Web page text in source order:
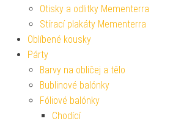
Otisky a odlitky Mementerra
Stírací plakáty Mementerra
Oblíbené kousky
Párty
Barvy na obličej a tělo
Bublinové balónky
Fóliové balónky
Chodící